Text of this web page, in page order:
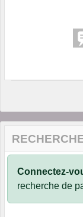
Connectez-
recherche de